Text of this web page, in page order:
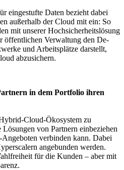
eingestufte Daten bezieht dabei
außerhalb der Cloud mit ein: So
mit unserer Hochsicherheitslösung
öffentlichen Verwaltung den De-
und Arbeitsplätze darstellt,
abzusichern.
in dem Portfolio ihren
Cloud-Ökosystem zu
Lösungen von Partnern einbeziehen
verbinden kann. Dabei
angebunden werden.
für die Kunden – aber mit